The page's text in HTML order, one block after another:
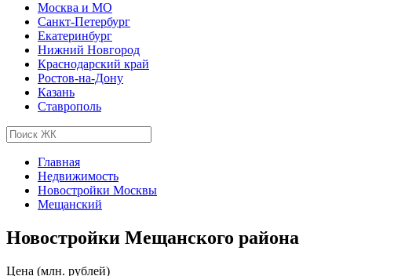
Москва и МО
Санкт-Петербург
Екатеринбург
Нижний Новгород
Краснодарский край
Ростов-на-Дону
Казань
Ставрополь
Главная
Недвижимость
Новостройки Москвы
Мещанский
Новостройки Мещанского района
Цена (млн. рублей)